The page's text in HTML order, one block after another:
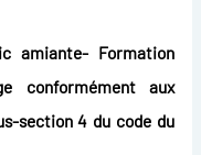
amiante- Formation
conformément aux
section 4 du code du